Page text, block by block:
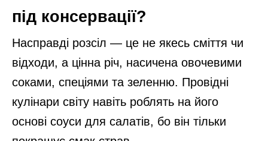
під консервації?
Насправді розсіл — це не якесь сміття чи
відходи, а цінна річ, насичена овочевими
соками, спеціями та зеленню. Провідні
кулінари світу навіть роблять на його
основі соуси для салатів, бо він тільки